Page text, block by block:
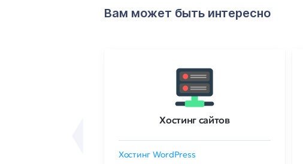
Вам может быть интересно
Хостинг сайтов
Хостинг WordPress